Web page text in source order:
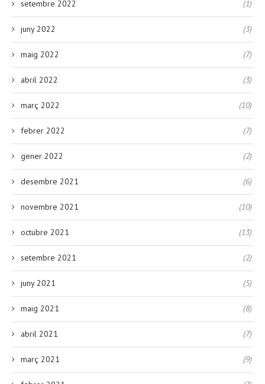
setembre 2022 (1)
juny 2022 (3)
maig 2022 (7)
abril 2022 (3)
març 2022 (10)
febrer 2022 (7)
gener 2022 (2)
desembre 2021 (6)
novembre 2021 (10)
octubre 2021 (13)
setembre 2021 (2)
juny 2021 (5)
maig 2021 (8)
abril 2021 (7)
març 2021 (9)